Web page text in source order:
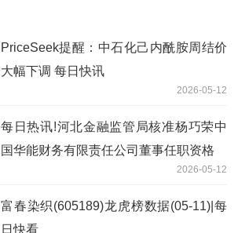
PriceSeek提醒：中石化己内酰胺周结价
大幅下调 每日快讯
2026-05-12
每日热讯!河北金融监管局核准杨巧荣中
国华能财务有限责任公司董事任职资格
2026-05-12
富春染织(605189)龙虎榜数据(05-11)|每
日快看